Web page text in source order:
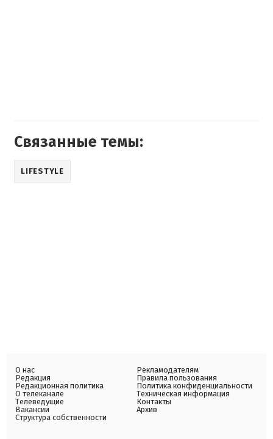
Связанные темы:
LIFESTYLE
О нас
Редакция
Редакционная политика
О телеканале
Телеведущие
Вакансии
Структура собственности
Рекламодателям
Правила пользования
Политика конфиденциальности
Техническая информация
Контакты
Архив